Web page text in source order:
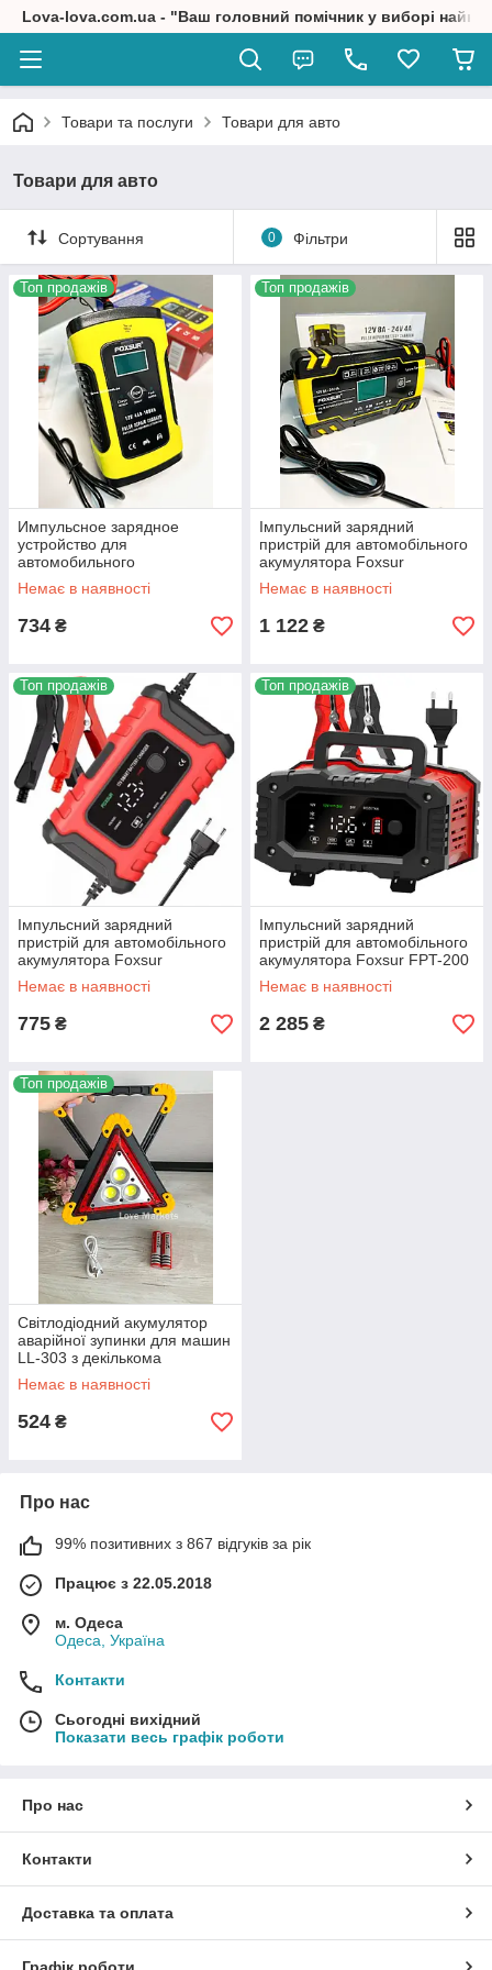
Lova-lova.com.ua - "Ваш головний помічник у виборі
Товари та послуги Товари для авто
Товари для авто
Сортування 0 Фільтри
Топ продажів
Импульсное зарядное
устройство для
автомобильного
аккумулятора Foxsur
FBC1205D с дисплеем 12V 5-
Немає в наявності
734 ₴
Топ продажів
Імпульсний зарядний
пристрій для автомобільного
акумулятора Foxsur
FBC122408D 12 V (8A) — 24
V (4A)
Немає в наявності
1 122 ₴
Топ продажів
Імпульсний зарядний
пристрій для автомобільного
акумулятора Foxsur
FBC1206D з дисплеєм 12 V 6
A
Немає в наявності
775 ₴
Топ продажів
Імпульсний зарядний
пристрій для автомобільного
акумулятора Foxsur FPT-200
12 V (20A) — 24 V (10A) Red
Немає в наявності
2 285 ₴
Топ продажів
Світлодіодний акумулятор
аварійної зупинки для машин
LL-303 з декількома
режимами освітлення
Немає в наявності
524 ₴
Про нас
99% позитивних з 867 відгуків за рік
Працює з 22.05.2018
м. Одеса
Одеса, Україна
Контакти
Сьогодні вихідний
Показати весь графік роботи
Про нас
Контакти
Доставка та оплата